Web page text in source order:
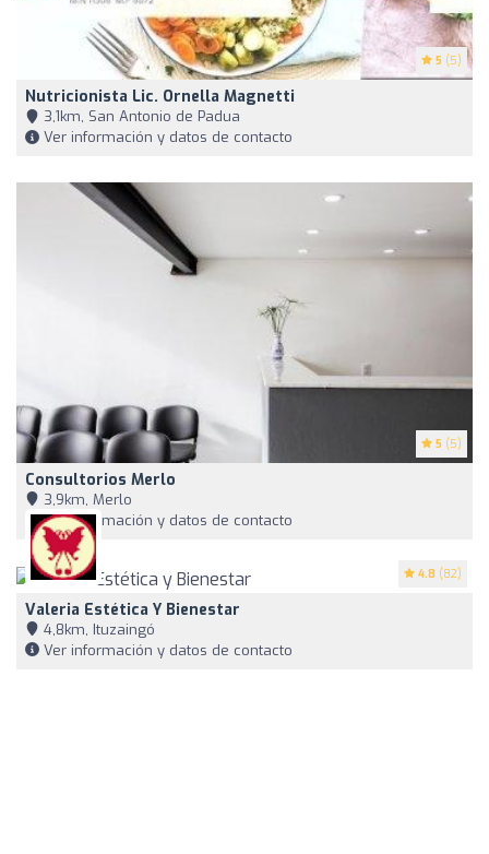
5 (5)
Nutricionista Lic. Ornella Magnetti
3,1km, San Antonio de Padua
Ver información y datos de contacto
5 (5)
Consultorios Merlo
3,9km, Merlo
Ver información y datos de contacto
4.8 (82)
Valeria Estética Y Bienestar
4,8km, Ituzaingó
Ver información y datos de contacto